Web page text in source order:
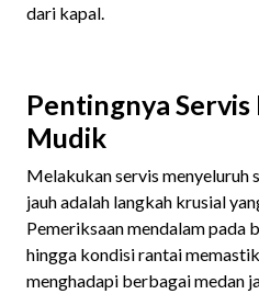
dari kapal.
Pentingnya
Mudik
Melakukan servis menyeluruh
jauh adalah langkah krusial
Pemeriksaan mendalam pada
hingga kondisi rantai
menghadapi berbagai medan